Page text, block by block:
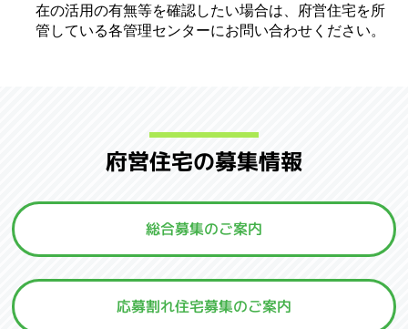
在の活用の有無等を確認したい場合は、府営住宅を所
管している各管理センターにお問い合わせください。
府営住宅の募集情報
総合募集のご案内
応募割れ住宅募集のご案内